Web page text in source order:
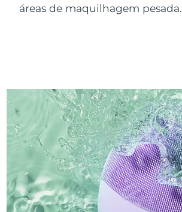
áreas de maquilhagem pesada.